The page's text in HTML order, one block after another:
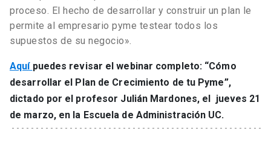
proceso. El hecho de desarrollar y construir un plan le
permite al empresario pyme testear todos los
supuestos de su negocio».
Aquí puedes revisar el webinar completo: “Cómo
desarrollar el Plan de Crecimiento de tu Pyme”,
dictado por el profesor Julián Mardones, el jueves 21
de marzo, en la Escuela de Administración UC.